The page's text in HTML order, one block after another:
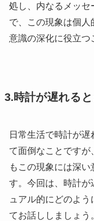
処し、内なるメッセ
で、この現象は個
意識の深化に役立つ
3.時計が遅れる
日常生活で時計が
て面倒なことですが
もこの現象には深い
す。今回は、時計が
ュアル的にどのよ
てお話ししましょう。